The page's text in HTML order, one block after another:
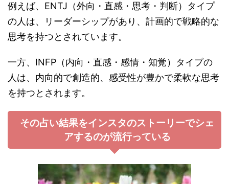
例えば、ENTJ（外向・直感・思考・判断）タイプ
の人は、リーダーシップがあり、計画的で戦略的な
思考を持つとされています。
一方、INFP（内向・直感・感情・知覚）タイプの
人は、内向的で創造的、感受性が豊かで柔軟な思考
を持つとされます​。
その占い結果をインスタのストーリーでシェ
アするのが流行っている